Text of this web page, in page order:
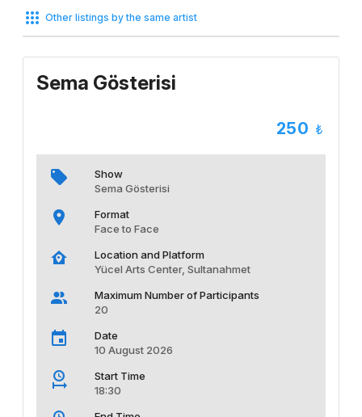
Other listings by the same artist
Sema Gösterisi
250
Show
Sema Gösterisi
Format
Face to Face
Location and Platform
Yücel Arts Center, Sultanahmet
Maximum Number of Participants
20
Date
10 August 2026
Start Time
18:30